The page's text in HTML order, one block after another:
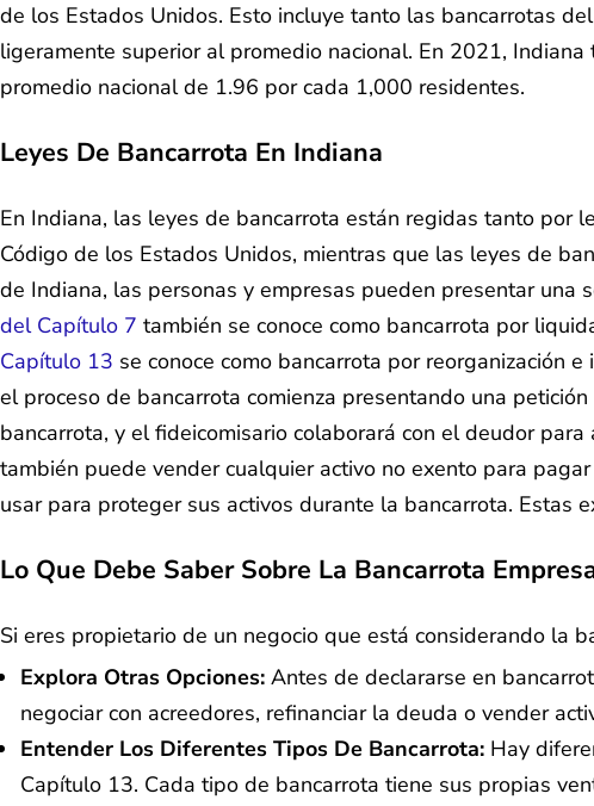
de los Estados Unidos. Esto incluye tanto las bancarrotas
ligeramente superior al promedio nacional. En 2021,
promedio nacional de 1.96 por cada 1,000 residentes.
Leyes De Bancarrota En Indiana
En Indiana, las leyes de bancarrota están regidas tanto por
Código de los Estados Unidos, mientras que las leyes de
de Indiana, las personas y empresas pueden presentar
del Capítulo 7 también se conoce como bancarrota por
Capítulo 13 se conoce como bancarrota por reorganización
el proceso de bancarrota comienza presentando una
bancarrota, y el fideicomisario colaborará con el deudor
también puede vender cualquier activo no exento para
usar para proteger sus activos durante la bancarrota. Estas
Lo Que Debe Saber Sobre La Bancarrota
Si eres propietario de un negocio que está considerando la
Explora Otras Opciones: Antes de declararse en
negociar con acreedores, refinanciar la deuda o vender
Entender Los Diferentes Tipos De Bancarrota: Hay
Capítulo 13. Cada tipo de bancarrota tiene sus propias